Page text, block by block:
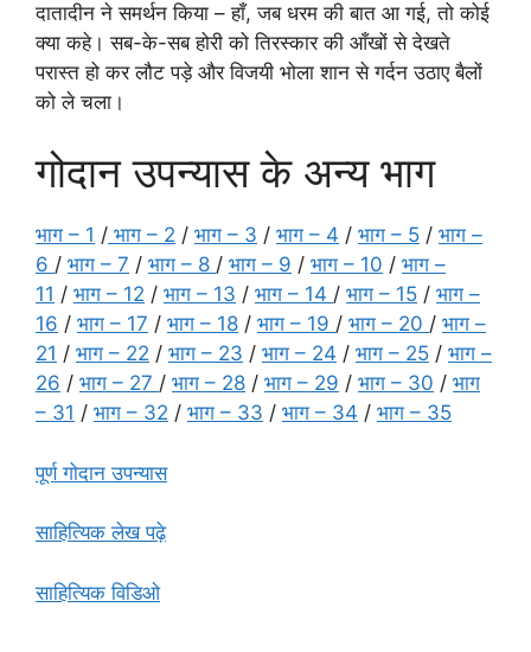
दातादीन ने समर्थन किया – हाँ, जब धरम की बात आ गई, तो कोई
क्या कहे। सब-के-सब होरी को तिरस्कार की आँखों से देखते
परास्त हो कर लौट पड़े और विजयी भोला शान से गर्दन उठाए बैलों
को ले चला।
गोदान उपन्यास के अन्य भाग
भाग – 1 / भाग – 2 / भाग – 3 / भाग – 4 / भाग – 5 / भाग –
6 / भाग – 7 / भाग – 8 / भाग – 9 / भाग – 10 / भाग –
11 / भाग – 12 / भाग – 13 / भाग – 14 / भाग – 15 / भाग –
16 / भाग – 17 / भाग – 18 / भाग – 19 / भाग – 20 / भाग –
21 / भाग – 22 / भाग – 23 / भाग – 24 / भाग – 25 / भाग –
26 / भाग – 27 / भाग – 28 / भाग – 29 / भाग – 30 / भाग
– 31 / भाग – 32 / भाग – 33 / भाग – 34 / भाग – 35
पूर्ण गोदान उपन्यास
साहित्यिक लेख पढ़े
साहित्यिक विडिओ